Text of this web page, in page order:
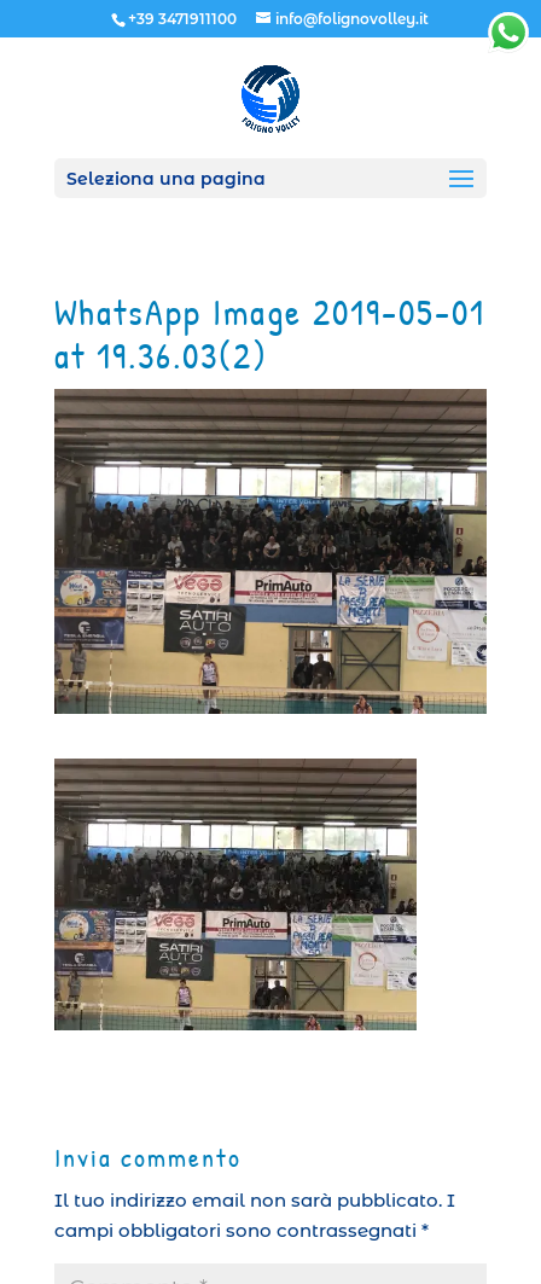
+39 3471911100 info@folignovolley.it
Seleziona una pagina
WhatsApp Image 2019-05-01
at 19.36.03(2)
Invia commento
Il tuo indirizzo email non sarà pubblicato. I
campi obbligatori sono contrassegnati *